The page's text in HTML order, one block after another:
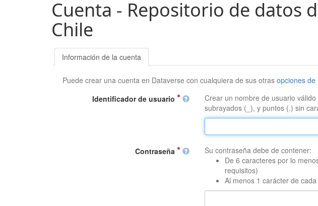
Cuenta - Repositorio de datos
Chile
Información de la cuenta
Puede crear una cuenta en Dataverse con cualquiera de sus otrasopciones de
Identificador de usuario
Crear un nombre de usuario
subrayados (_), y puntos (.) sin
Contraseña
Su contraseña debe de contener:
De 6 caracteres por lo
requisitos)
Al menos 1 carácter de